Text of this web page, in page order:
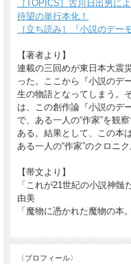
［TOPICS］古川日出男に
待望の単行本化！
［立ち読み］『小説のデー
【著者より】
連載の三回めが東日本大震
った。ここから『小説のデ
生の物語となってしまう。
は、この創作論『小説のデ
で、ある一人の“作家”を観
ある。結果として、この本
ある一人の“作家”のクロニ
【帯文より】
「これが21世紀の小説神
由美
「魔物に憑かれた魔物の本
〈プロフィール〉